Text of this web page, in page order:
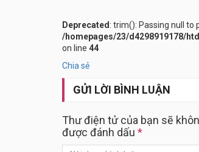
Deprecated : trim(): Passing null
/homepages/23/d4298919178/
on line 44
Chia sẻ
GỬI LỜI BÌNH LUẬN
Thư điện tử của bạn sẽ
được đánh dấu *